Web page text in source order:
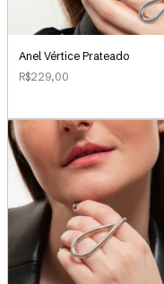
Anel Vértice Prateado
R$229,00